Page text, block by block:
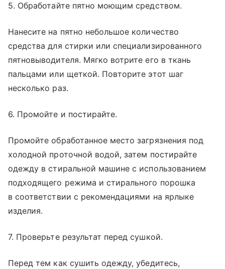
5. Обработайте пятно моющим средством.
Нанесите на пятно небольшое количество
средства для стирки или специализированного
пятновыводителя. Мягко вотрите его в ткань
пальцами или щеткой. Повторите этот шаг
несколько раз.
6. Промойте и постирайте.
Промойте обработанное место загрязнения под
холодной проточной водой, затем постирайте
одежду в стиральной машине с использованием
подходящего режима и стирального порошка
в соответствии с рекомендациями на ярлыке
изделия.
7. Проверьте результат перед сушкой.
Перед тем как сушить одежду, убедитесь,